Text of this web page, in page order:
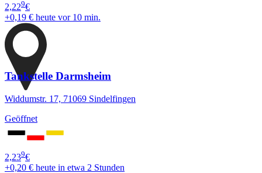
2,229€
+0,19 € heute vor 10 min.
Tankstelle Darmsheim
Widdumstr. 17, 71069 Sindelfingen
Geöffnet
2,239€
+0,20 € heute in etwa 2 Stunden